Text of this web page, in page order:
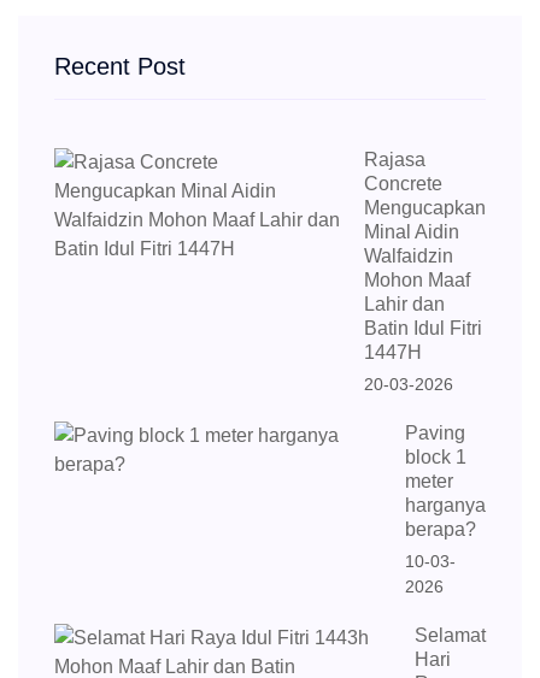
Recent Post
Rajasa
Concrete
Mengucapkan
Minal Aidin
Walfaidzin
Mohon Maaf
Lahir dan
Batin Idul Fitri
1447H
20-03-2026
Paving
block 1
meter
harganya
berapa?
10-03-
2026
Selamat
Hari